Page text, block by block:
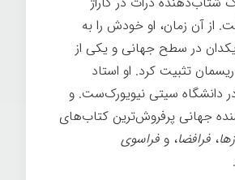
از آن زمان، او خودش را به
در سطح جهانی و یکی از
تثبیت کرد. او استاد
دانشگاه سیتی نیویورک‌ست. و
جهانی پرفروش‌ترین کتاب‌های
، فرافضا، و فراسوی